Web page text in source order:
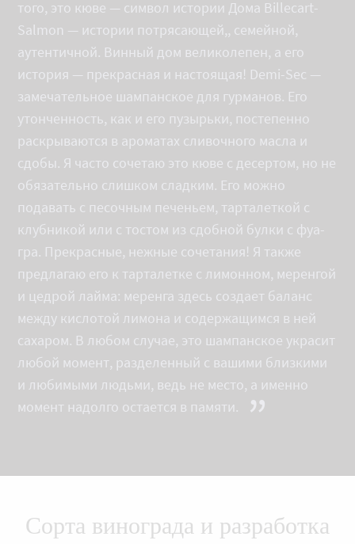
того, это кюве — символ истории Дома Billecart-
Salmon — истории потрясающей,, семейной,
аутентичной. Винный дом великолепен, а его
история — прекрасная и настоящая! Demi-Sec —
замечательное шампанское для гурманов. Его
утонченность, как и его пузырьки, постепенно
раскрываются в ароматах сливочного масла и
сдобы. Я часто сочетаю это кюве с десертом, но не
обязательно слишком сладким. Его можно
подавать с песочным печеньем, тарталеткой с
клубникой или с тостом из сдобной булки с фуа-
гра. Прекрасные, нежные сочетания! Я также
предлагаю его к тарталетке с лимонном, меренгой
и цедрой лайма: меренга здесь создает баланс
между кислотой лимона и содержащимся в ней
сахаром. В любом случае, это шампанское украсит
любой момент, разделенный с вашими близкими
и любимыми людьми, ведь не место, а именно
момент надолго остается в памяти.
”
Сорта винограда и разработка